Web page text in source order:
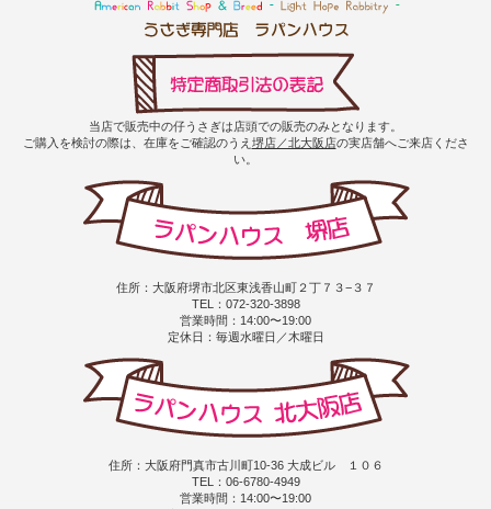
当店で販売中の仔うさぎは店頭での販売のみとなります。
ご購入を検討の際は、在庫をご確認のうえ 堺店／北大阪店の実店舗へご来店くださ
い。
住所：大阪府堺市北区東浅香山町２丁７３−３７
TEL：072-320-3898
営業時間：14:00〜19:00
定休日：毎週水曜日／木曜日
住所：大阪府門真市古川町10-36 大成ビル １０６
TEL：06-6780-4949
営業時間：14:00〜19:00